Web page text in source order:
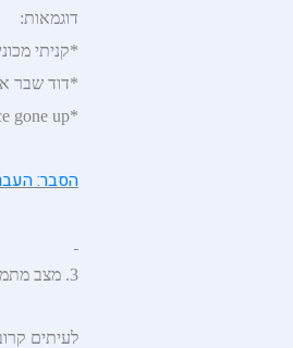
דוגמאות:
*קניתי
*דוד שבר
*Has the price gone up?
הסבר:
3. מצב מתמשך
לעיתים